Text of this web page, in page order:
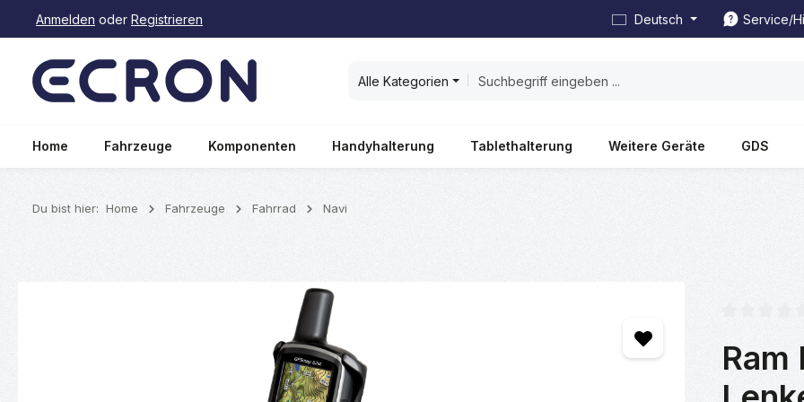
Zur Hauptnavigation springen
Anmelden oder Registrieren Deutsch Service/
Alle Kategorien
Home Fahrzeuge Komponenten Handyhalterung Tablethalterung Weitere Geräte GDS
Du bist hier: Home Fahrzeuge Fahrrad Navi
Ram